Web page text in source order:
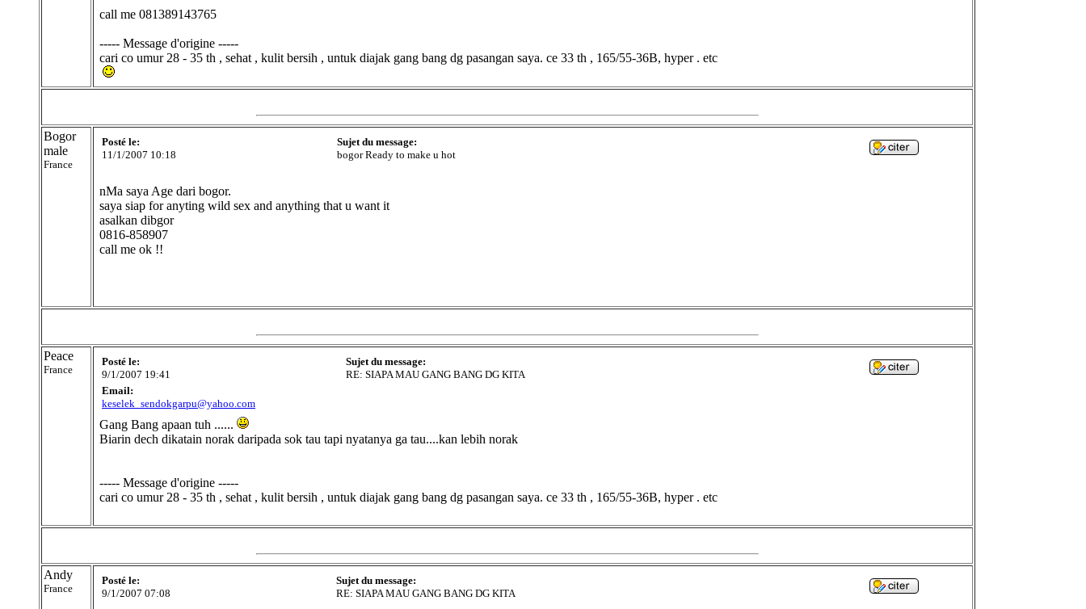
call me 081389143765
----- Message d'origine -----
cari co umur 28 - 35 th , sehat , kulit bersih , untuk diajak gang bang dg pasangan saya. ce 33 th , 165/55-36B, hyper . etc
Bogor
male
France
Posté le:
11/1/2007 10:18
Sujet du message:
bogor Ready to make u hot
nMa saya Age dari bogor.
saya siap for anyting wild sex and anything that u want it
asalkan dibgor
0816-858907
call me ok !!
Peace
France
Posté le:
9/1/2007 19:41
Sujet du message:
RE: SIAPA MAU GANG BANG DG KITA
Email:
keselek_sendokgarpu@yahoo.com
Gang Bang apaan tuh ......
Biarin dech dikatain norak daripada sok tau tapi nyatanya ga tau....kan lebih norak
----- Message d'origine -----
cari co umur 28 - 35 th , sehat , kulit bersih , untuk diajak gang bang dg pasangan saya. ce 33 th , 165/55-36B, hyper . etc
Andy
France
Posté le:
9/1/2007 07:08
Sujet du message:
RE: SIAPA MAU GANG BANG DG KITA